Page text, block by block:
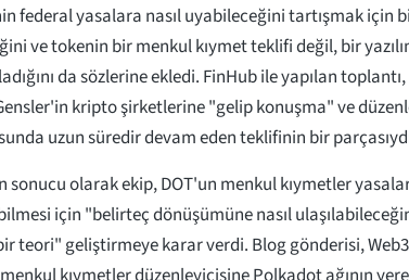
federal yasalara nasıl uyabileceğini tartışmak için
ve tokenin bir menkul kıymet teklifi değil, bir
da sözlerine ekledi. FinHub ile yapılan toplantı,
kripto şirketlerine "gelip konuşma" ve
uzun süredir devam eden teklifinin bir
sonucu olarak ekip, DOT'un menkul kıymetler
için "belirteç dönüşümüne nasıl
teori" geliştirmeye karar verdi. Blog gönderisi, Web3